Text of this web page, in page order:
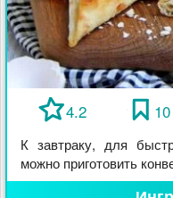
4.2 10
К завтраку, для
можно приготовить